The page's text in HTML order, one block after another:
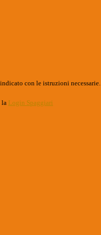
con le istruzioni necessarie.
la Login Spaggiari